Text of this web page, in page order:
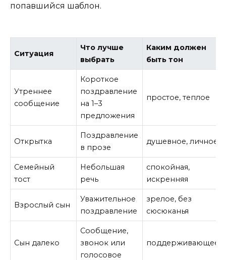
попавшийся шаблон.
Ситуация
Что лучше
выбрать
Каким должен
быть тон
Утреннее
сообщение
Короткое
поздравление
на 1–3
предложения
простое, теплое
Открытка
Поздравление
в прозе
душевное, личное
Семейный
тост
Небольшая
речь
спокойная,
искренняя
Взрослый сын
Уважительное
поздравление
зрелое, без
сюсюканья
Сын далеко
Сообщение,
звонок или
голосовое
поддерживающее